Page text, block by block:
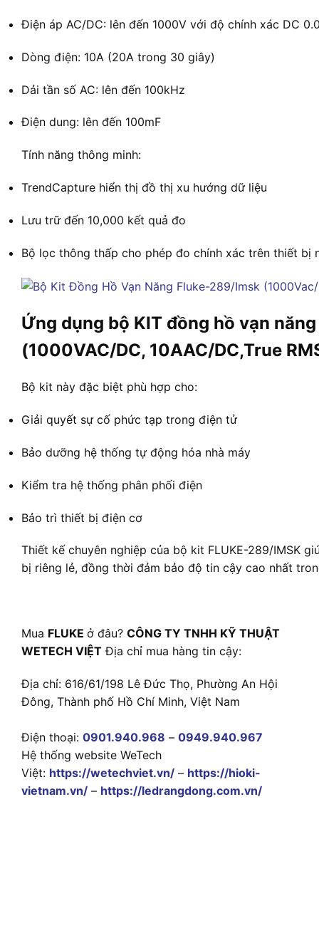
Điện áp AC/DC: lên đến 1000V với độ chính xác DC
Dòng điện: 10A (20A trong 30 giây)
Dải tần số AC: lên đến 100kHz
Điện dung: lên đến 100mF
Tính năng thông minh:
TrendCapture hiển thị đồ thị xu hướng dữ liệu
Lưu trữ đến 10,000 kết quả đo
Bộ lọc thông thấp cho phép đo chính xác trên thiết bị
Ứng dụng bộ KIT đồng hồ vạn
(1000VAC/DC, 10AAC/DC,True
Bộ kit này đặc biệt phù hợp cho:
Giải quyết sự cố phức tạp trong điện tử
Bảo dưỡng hệ thống tự động hóa nhà máy
Kiểm tra hệ thống phân phối điện
Bảo trì thiết bị điện cơ
Thiết kế chuyên nghiệp của bộ kit FLUKE-289/IMSK
bị riêng lẻ, đồng thời đảm bảo độ tin cậy cao nhất
Mua FLUKE ở đâu? CÔNG TY TNHH KỸ THUẬT
WETECH VIỆT Địa chỉ mua hàng tin cậy:
Địa chỉ: 616/61/198 Lê Đức Thọ, Phường An Hội
Đông, Thành phố Hồ Chí Minh, Việt Nam
Điện thoại: 0901.940.968 – 0949.940.967
Hệ thống website WeTech
Việt: https://wetechviet.vn/ – https://hioki-
vietnam.vn/ – https://ledrangdong.com.vn/